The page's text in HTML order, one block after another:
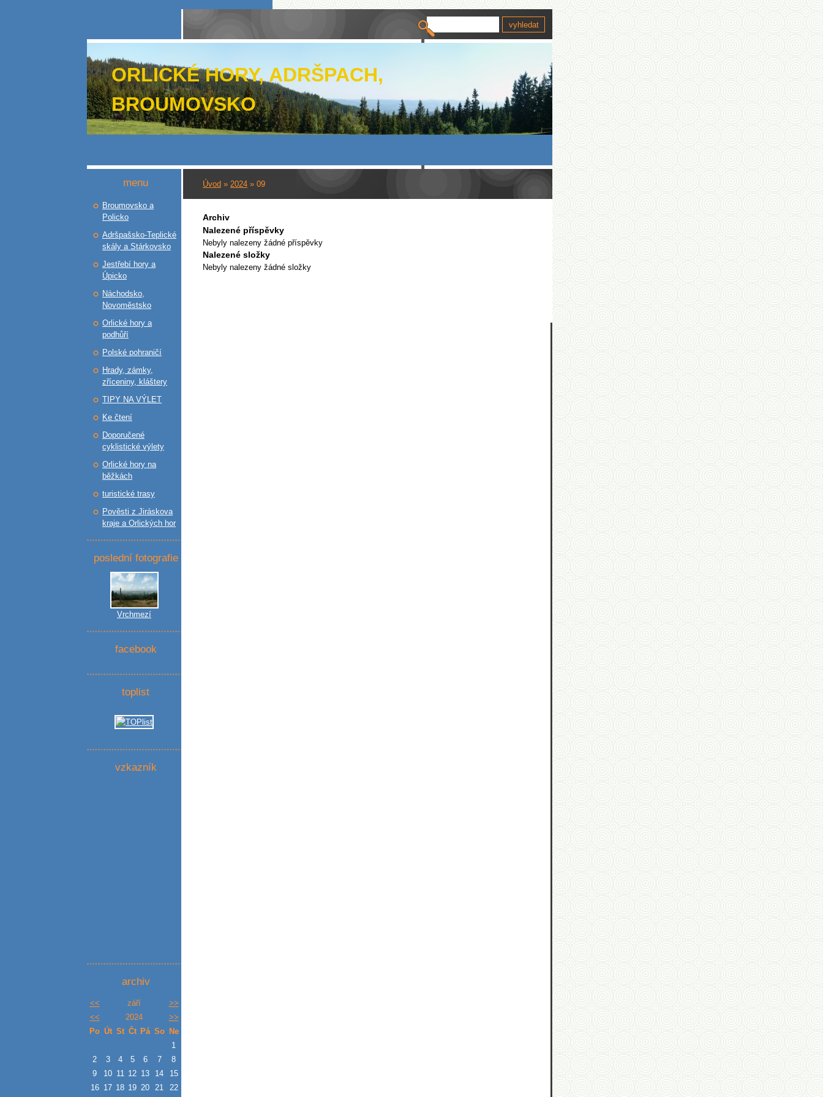
ORLICKÉ HORY, ADRŠPACH,
BROUMOVSKO
Úvod » 2024 » 09
Archiv
Nalezené příspěvky
Nebyly nalezeny žádné příspěvky
Nalezené složky
Nebyly nalezeny žádné složky
menu
Broumovsko a
Policko
Adršpašsko-Teplické
skály a Stárkovsko
Jestřebí hory a
Úpicko
Náchodsko,
Novoměstsko
Orlické hory a
podhůří
Polské pohraničí
Hrady, zámky,
zříceniny, kláštery
TIPY NA VÝLET
Ke čtení
Doporučené
cyklistické výlety
Orlické hory na
běžkách
turistické trasy
Pověsti z Jiráskova
kraje a Orlických hor
poslední fotografie
Vrchmezí
facebook
toplist
vzkazník
archiv
<< září
>>
<<
2024
>>
Po Út St Čt Pá So
Ne
1
2
3 4 5 6 7
8
9
10 11 12 13 14
15
16 17 18 19 20 21 22